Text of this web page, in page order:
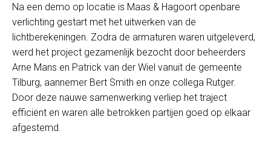
Na een demo op locatie is Maas & Hagoort openbare
verlichting gestart met het uitwerken van de
lichtberekeningen. Zodra de armaturen waren uitgeleverd,
werd het project gezamenlijk bezocht door beheerders
Arne Mans en Patrick van der Wiel vanuit de gemeente
Tilburg, aannemer Bert Smith en onze collega Rutger.
Door deze nauwe samenwerking verliep het traject
efficiënt en waren alle betrokken partijen goed op elkaar
afgestemd.